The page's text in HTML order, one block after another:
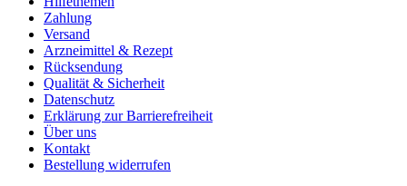
Zahlung
Versand
Arzneimittel & Rezept
Rücksendung
Qualität & Sicherheit
Datenschutz
Erklärung zur Barrierefreiheit
Über uns
Kontakt
Bestellung widerrufen